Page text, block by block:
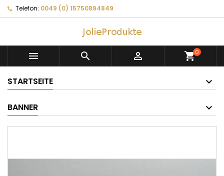
Telefon: 0049 (0) 15750894849
   shopping_cart0
STARTSEITE
BANNER